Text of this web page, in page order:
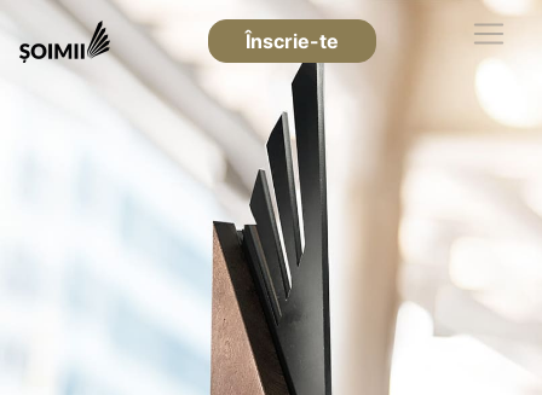
Înscrie-te